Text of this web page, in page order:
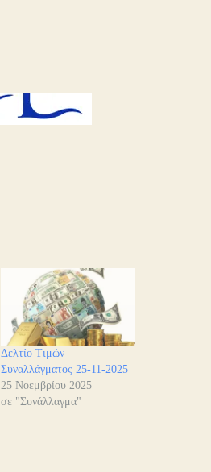
Δελτίο Τιμών
Συναλλάγματος 25-11-2025
25 Νοεμβρίου 2025
σε "Συνάλλαγμα"